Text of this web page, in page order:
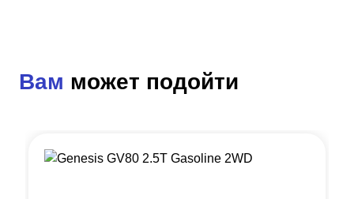
Вам может подойти